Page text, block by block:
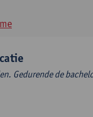
Gedurende de